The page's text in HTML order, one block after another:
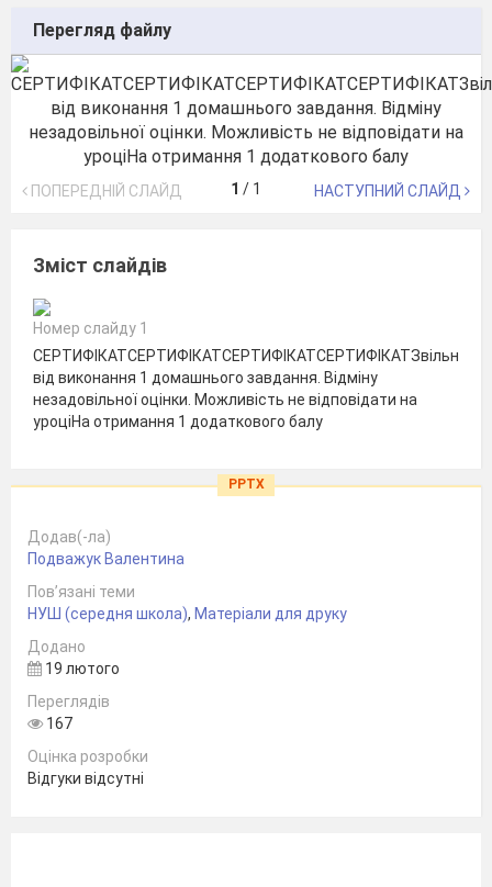
Перегляд файлу
ПОПЕРЕДНІЙ СЛАЙД 1 / 1 НАСТУПНИЙ СЛАЙД
Зміст слайдів
Номер слайду 1
від виконання 1 домашнього завдання. Відміну
незадовільної оцінки. Можливість не відповідати на
уроціНа отримання 1 додаткового балу
PPTX
Додав(-ла)
Подважук Валентина
Пов’язані теми
НУШ (середня школа), Матеріали для друку
Додано
19 лютого
Переглядів
167
Оцінка розробки
Відгуки відсутні